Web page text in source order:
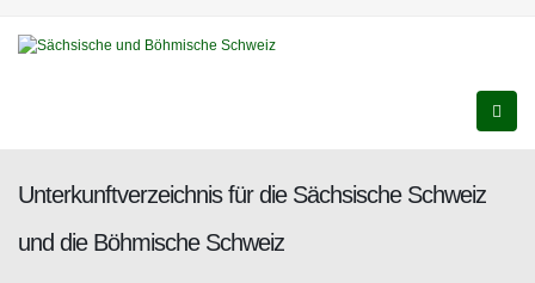
Unterkunftverzeichnis für die Sächsische Schweiz
und die Böhmische Schweiz